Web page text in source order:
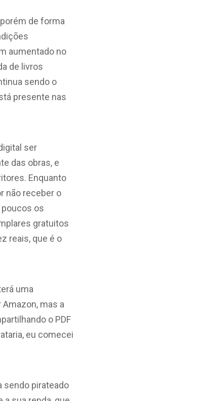
de forma
aumentado no
de livros
sendo o
presente nas
ser
das obras, e
Enquanto
não receber o
os
gratuitos
reais, que é o
uma
mas a
o PDF
eu comecei
sendo pirateado